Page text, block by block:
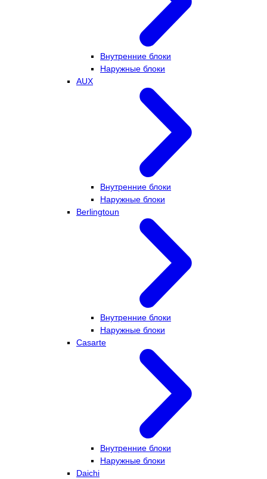
Внутренние блоки
Наружные блоки
AUX
Внутренние блоки
Наружные блоки
Berlingtoun
Внутренние блоки
Наружные блоки
Casarte
Внутренние блоки
Наружные блоки
Daichi